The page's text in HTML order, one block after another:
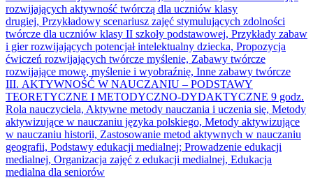
rozwijających aktywność twórczą dla uczniów klasy
drugiej, Przykładowy scenariusz zajęć stymulujących zdolności
twórcze dla uczniów klasy II szkoły podstawowej, Przykłady zabaw
i gier rozwijających potencjał intelektualny dziecka, Propozycja
ćwiczeń rozwijających twórcze myślenie, Zabawy twórcze
rozwijające mowę, myślenie i wyobraźnię, Inne zabawy twórcze
III. AKTYWNOŚĆ W NAUCZANIU – PODSTAWY
TEORETYCZNE I METODYCZNO-DYDAKTYCZNE 9 godz.
Rola nauczyciela, Aktywne metody nauczania i uczenia się, Metody
aktywizujące w nauczaniu języka polskiego, Metody aktywizujące
w nauczaniu historii, Zastosowanie metod aktywnych w nauczaniu
geografii, Podstawy edukacji medialnej; Prowadzenie edukacji
medialnej, Organizacja zajęć z edukacji medialnej, Edukacja
medialna dla seniorów